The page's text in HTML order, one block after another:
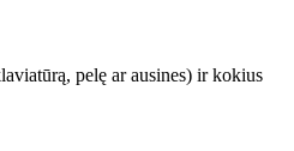
pelę ar ausines) ir kokius